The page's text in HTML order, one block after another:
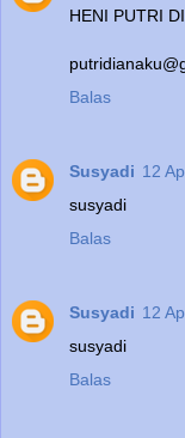
HENI PUTRI
Balas
Susyadi 12
susyadi
Balas
Susyadi 12
susyadi
Balas